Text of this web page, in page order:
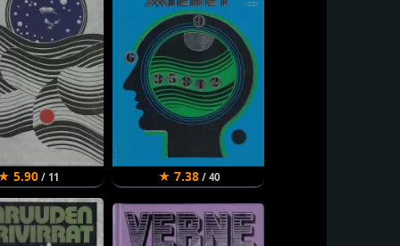
5.90/ 11 ★ 7.38/ 40